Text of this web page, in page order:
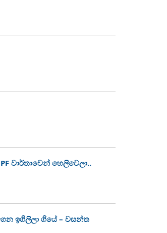
වාර්තාවෙන් හෙලිවෙලා..
ඉගිලිලා ගියේ – වසන්ත